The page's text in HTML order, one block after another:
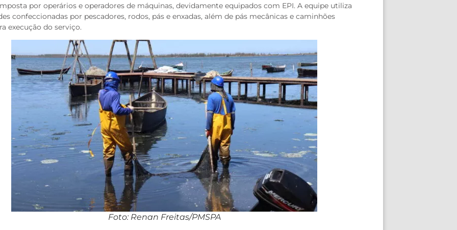
por operários e operadores de máquinas, devidamente equipados com EPI. A equipe utiliza
confeccionadas por pescadores, rodos, pás e enxadas, além de pás mecânicas e caminhões
execução do serviço.
Foto: Renan Freitas/PMSPA